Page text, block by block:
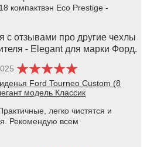
компактвэн Eco Prestige -
с отзывами про другие чехлы
- Elegant для марки Форд.
Ford Tourneo Custom (8
модель Классик
легко чистятся и
Рекомендую всем